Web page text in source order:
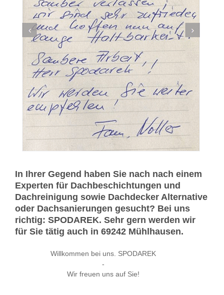
In Ihrer Gegend haben Sie nach nach einem
Experten für Dachbeschichtungen und
Dachreinigung sowie Dachdecker Alternative
oder Dachsanierungen gesucht? Bei uns
richtig: SPODAREK. Sehr gern werden wir
für Sie tätig auch in 69242 Mühlhausen.
Willkommen bei uns. SPODAREK
-
Wir freuen uns auf Sie!